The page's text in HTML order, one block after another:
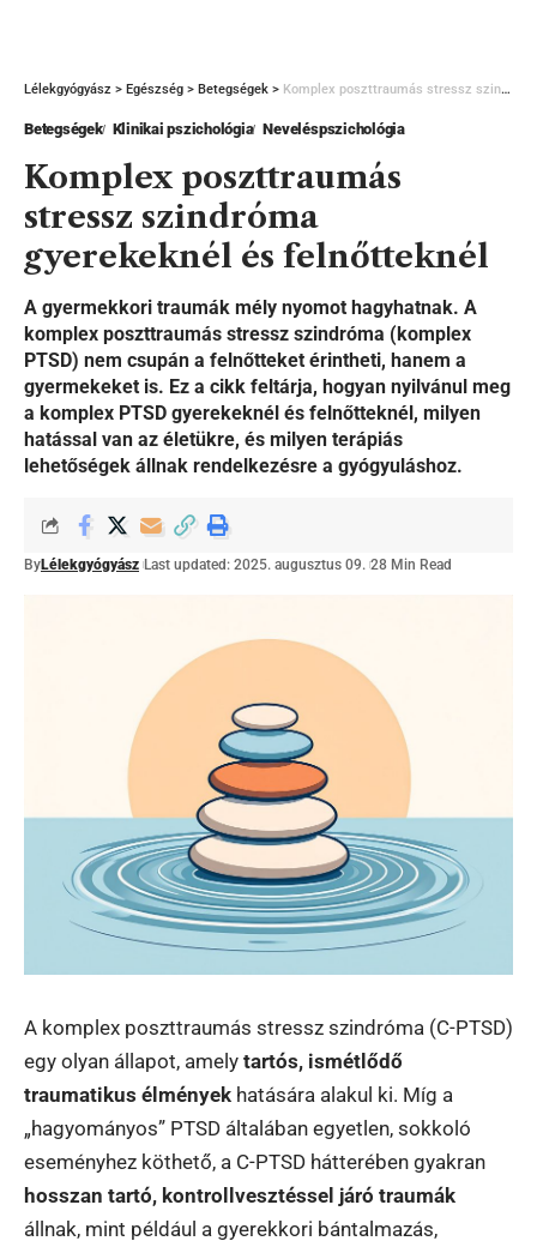
Lélekgyógyász > Egészség > Betegségek > Komplex poszttraumás stressz szindróma gyerekeknél és felnőtteknél
Betegségek Klinikai pszichológia Neveléspszichológia
Komplex poszttraumás
stressz szindróma
gyerekeknél és felnőtteknél
A gyermekkori traumák mély nyomot hagyhatnak. A
komplex poszttraumás stressz szindróma (komplex
PTSD) nem csupán a felnőtteket érintheti, hanem a
gyermekeket is. Ez a cikk feltárja, hogyan nyilvánul meg
a komplex PTSD gyerekeknél és felnőtteknél, milyen
hatással van az életükre, és milyen terápiás
lehetőségek állnak rendelkezésre a gyógyuláshoz.
ByLélekgyógyász Last updated: 2025. augusztus 09. 28 Min Read
A komplex poszttraumás stressz szindróma (C-PTSD)
egy olyan állapot, amely tartós, ismétlődő
traumatikus élmények hatására alakul ki. Míg a
„hagyományos” PTSD általában egyetlen, sokkoló
eseményhez köthető, a C-PTSD hátterében gyakran
hosszan tartó, kontrollvesztéssel járó traumák
állnak, mint például a gyerekkori bántalmazás,